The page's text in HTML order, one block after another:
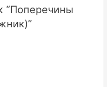
“Поперечины